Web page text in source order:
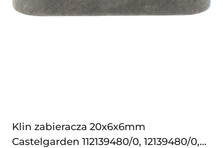
Klin zabieracza 20x6x6mm
Castelgarden 112139480/0, 12139480/0,